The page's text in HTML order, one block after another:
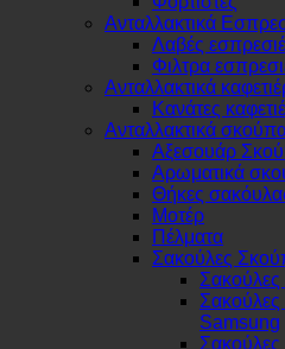
Ανταλλακτικά
Λαβές
Φιλτρα
Ανταλλακτικά
Κανάτες
Ανταλλακτικά
Αξεσουάρ
Αρωματικά
Θήκες
Μοτέρ
Πέλματα
Σακούλες
Samsung